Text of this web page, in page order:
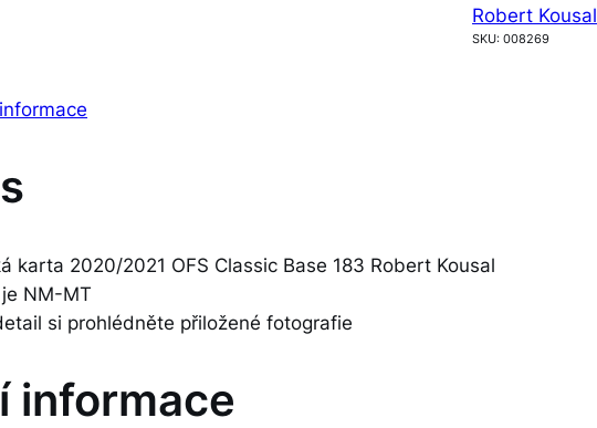
1
Robert Kousal
SKU: 008269
karta 2020/2021 OFS Classic Base 183 Robert Kousal
NM-MT
si prohlédněte přiložené fotografie
informace